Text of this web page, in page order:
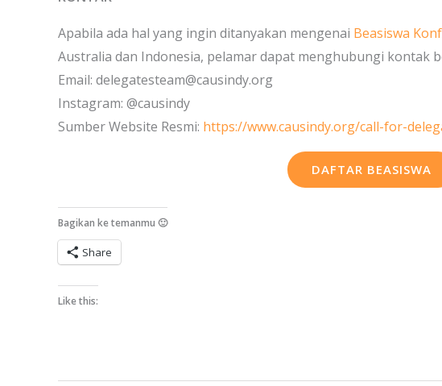
Apabila ada hal yang ingin ditanyakan mengenai Beasiswa
Australia dan Indonesia, pelamar dapat menghubungi kontak
Email: delegatesteam@causindy.org
Instagram: @causindy
Sumber Website Resmi: https://www.causindy.org/call-for-
DAFTAR BEASISWA
Bagikan ke temanmu 🙂
Share
Like this: